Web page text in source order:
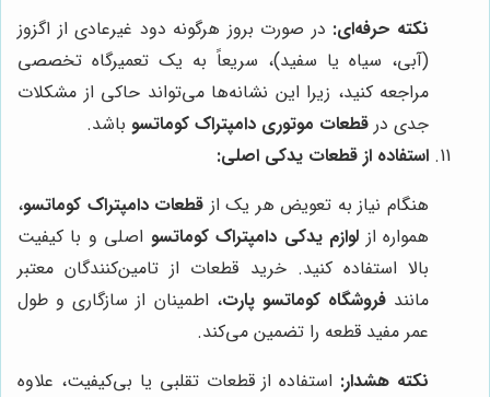
نکته حرفه‌ای: در صورت بروز هرگونه دود غیرعادی از اگزوز
(آبی، سیاه یا سفید)، سریعاً به یک تعمیرگاه تخصصی
مراجعه کنید، زیرا این نشانه‌ها می‌تواند حاکی از مشکلات
جدی در قطعات موتوری دامپتراک کوماتسو باشد.
استفاده از قطعات یدکی اصلی:
هنگام نیاز به تعویض هر یک از قطعات دامپتراک کوماتسو،
همواره از لوازم یدکی دامپتراک کوماتسو اصلی و با کیفیت
بالا استفاده کنید. خرید قطعات از تامین‌کنندگان معتبر
مانند فروشگاه کوماتسو پارت، اطمینان از سازگاری و طول
عمر مفید قطعه را تضمین می‌کند.
نکته هشدار: استفاده از قطعات تقلبی یا بی‌کیفیت، علاوه